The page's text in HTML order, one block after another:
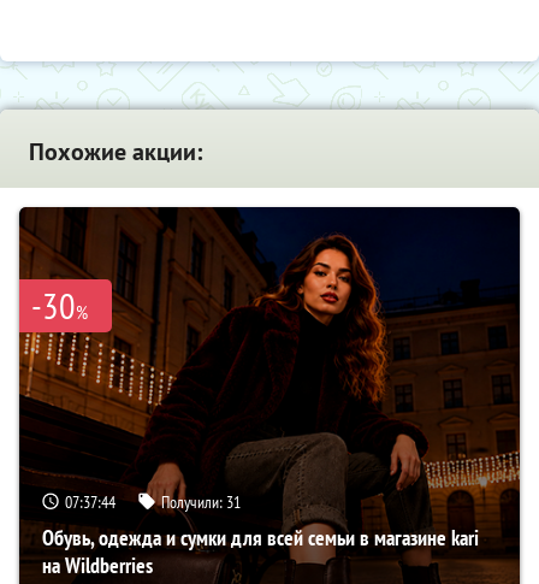
Похожие акции:
-30%
07:37:43 Получили: 31
Обувь, одежда и сумки для всей семьи в магазине kari
на Wildberries